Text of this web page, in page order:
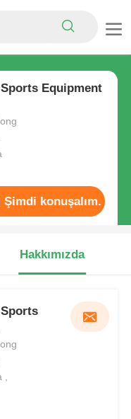
Equipment
Şimdi konuşalım.
Hakkımızda